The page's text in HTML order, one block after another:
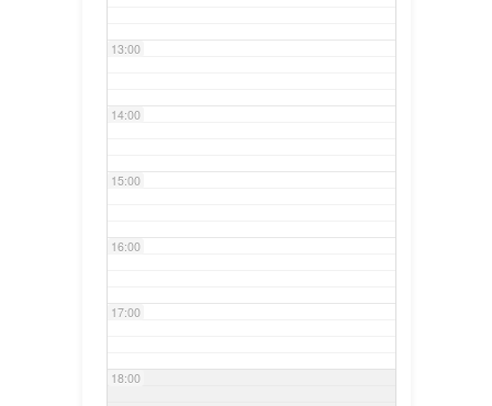
13:00
14:00
15:00
16:00
17:00
18:00